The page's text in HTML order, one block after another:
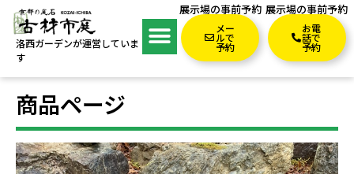
洛西ガーデンが運営していま
す
展示場の事前予約
メー
ルで
予約
展示場の事前予約
お電
話で
予約
商品ページ